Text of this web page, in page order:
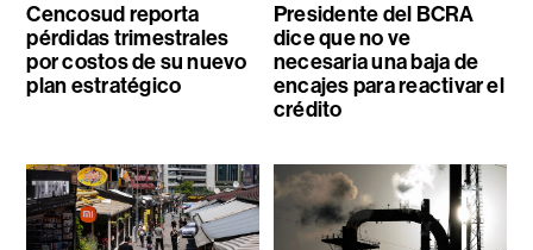
Cencosud reporta
pérdidas trimestrales
por costos de su nuevo
plan estratégico
Presidente del BCRA
dice que no ve
necesaria una baja de
encajes para reactivar el
crédito